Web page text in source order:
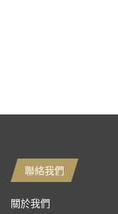
聯絡我們
關於我們